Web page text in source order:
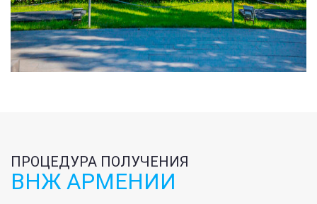
ПРОЦЕДУРА ПОЛУЧЕНИЯ
ВНЖ АРМЕНИИ